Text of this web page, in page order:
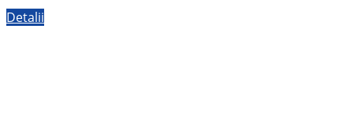
Detalii